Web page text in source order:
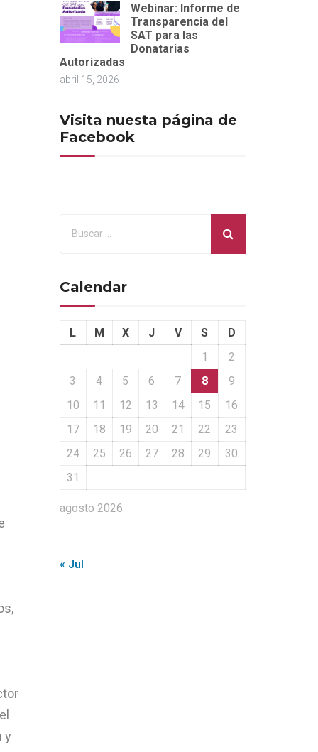
y
Webinar: Informe de
Transparencia del
SAT para las
Donatarias
Autorizadas
abril 15, 2026
Visita nuesta página de
Facebook
Calendar
agosto 2026
L M X J V S
D
1
2
3
4 5 6 7 8
9
10
11 12 13 14 15
16
17
18 19 20 21 22
23
24
25 26 27 28 29
30
31
« Jul